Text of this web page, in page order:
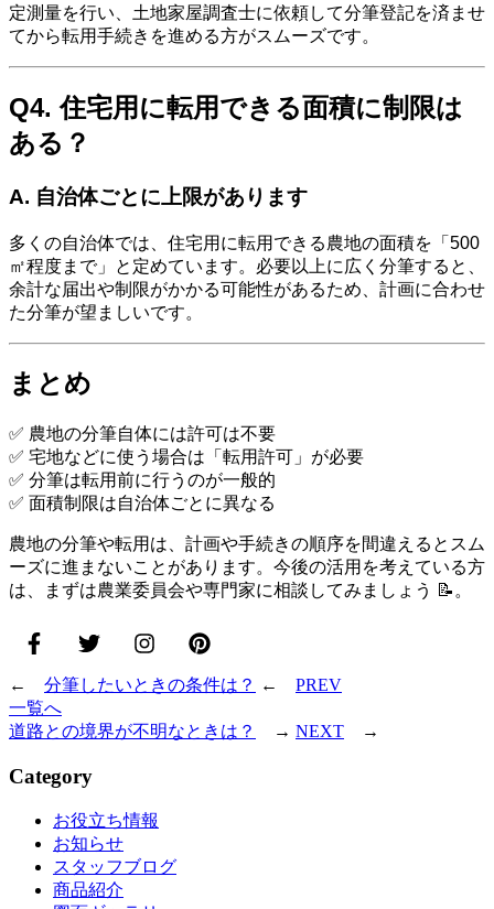
定測量を行い、土地家屋調査士に依頼して分筆登記を済ませ
てから転用手続きを進める方がスムーズです。
Q4. 住宅用に転用できる面積に制限は
ある？
A. 自治体ごとに上限があります
多くの自治体では、住宅用に転用できる農地の面積を「500
㎡程度まで」と定めています。必要以上に広く分筆すると、
余計な届出や制限がかかる可能性があるため、計画に合わせ
た分筆が望ましいです。
まとめ
✅ 農地の分筆自体には許可は不要
✅ 宅地などに使う場合は「転用許可」が必要
✅ 分筆は転用前に行うのが一般的
✅ 面積制限は自治体ごとに異なる
農地の分筆や転用は、計画や手続きの順序を間違えるとスム
ーズに進まないことがあります。今後の活用を考えている方
は、まずは農業委員会や専門家に相談してみましょう 📝。
← 分筆したいときの条件は？ ← PREV
一覧へ
道路との境界が不明なときは？
→ NEXT →
Category
お役立ち情報
お知らせ
スタッフブログ
商品紹介